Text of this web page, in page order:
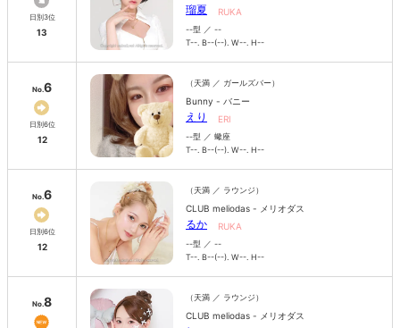
日別3位
13
瑠夏 RUKA
--型 ／ --
T--. B--(--). W--. H--
No.6
日別6位
12
（天満 ／ ガールズバー）
Bunny - バニー
えり ERI
--型 ／ 蠍座
T--. B--(--). W--. H--
No.6
日別6位
12
（天満 ／ ラウンジ）
CLUB meliodas - メリオダス
るか RUKA
--型 ／ --
T--. B--(--). W--. H--
No.8 （天満 ／ ラウンジ）
CLUB meliodas - メリオダス